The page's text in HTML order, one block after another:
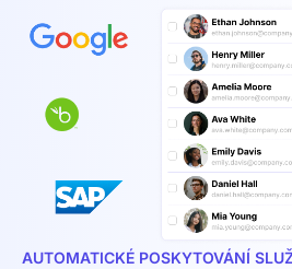
AUTOMATICKÉ POSKYTOVÁNÍ